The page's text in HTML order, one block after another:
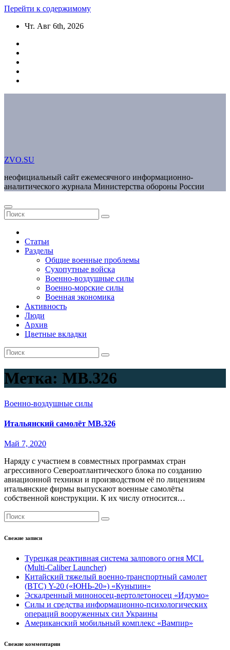
Перейти к содержимому
Чт. Авг 6th, 2026
ZVO.SU
неофициальный сайт ежемесячного информационно-
аналитического журнала Министерства обороны России
Статьи
Разделы
Общие военные проблемы
Сухопутные войска
Военно-воздушные силы
Военно-морские силы
Военная экономика
Активность
Люди
Архив
Цветные вкладки
Метка: МВ.326
Военно-воздушные силы
Итальянский самолёт МВ.326
Май 7, 2020
Наряду с участием в совместных программах стран
агрессивного Североатлантического блока по созданию
авиационной техники и производством её по лицензиям
итальянские фирмы выпускают военные самолёты
собственной конструкции. К их числу относится…
Свежие записи
Турецкая реактивная система залпового огня MCL
(Multi-Caliber Launcher)
Китайский тяжелый военно-транспортный самолет
(BTC) Y-20 («ЮНЬ-20») «Куньпин»
Эскадренный миноносец-вертолетоносец «Идзумо»
Силы и средства информационно-психологических
операций вооруженных сил Украины
Американский мобильный комплекс «Вампир»
Свежие комментарии